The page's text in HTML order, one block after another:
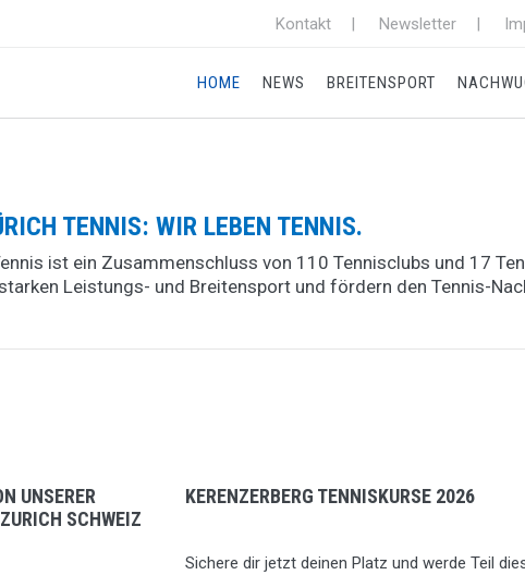
Kontakt Newsletter
HOME NEWS BREITENSPORT
TENNIS: WIR LEBEN TENNIS.
ist ein Zusammenschluss von 110 Tennisclubs und 17
Leistungs- und Breitensport und fördern den Tennis-
UNSERER
SCHWEIZ
KERENZERBERG TENNISKURSE 2026
Sichere dir jetzt deinen Platz und werde Teil